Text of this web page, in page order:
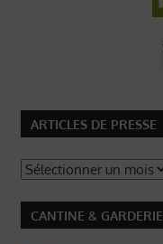
ARTICLES DE PRESSE
Articles
Presse
CANTINE & GARDERIE